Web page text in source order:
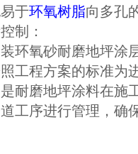
于环氧树脂向多孔
制：
环氧砂耐磨地坪涂
工程方案的标准为
耐磨地坪涂料在施
工序进行管理，确